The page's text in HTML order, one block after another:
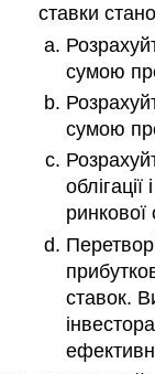
ставки
сумою
сумою
ринкової
ставок.